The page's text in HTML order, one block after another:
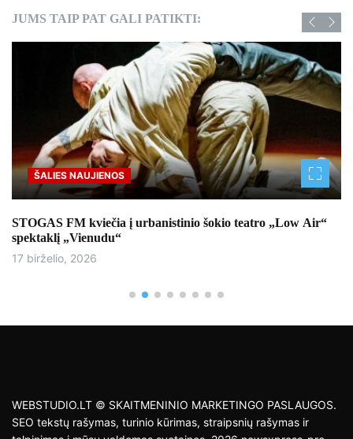
JUMS TAIP PAT GALI PATIKTI:
teatro „Low Air“
Sportas
Lietuvos jaunimo rinktinės boksininkai
WEBSTUDIO.LT © SKAITMENINIO MARKETINGO PASLAUGOS.
SEO tekstų rašymas, turinio kūrimas, straipsnių rašymas ir